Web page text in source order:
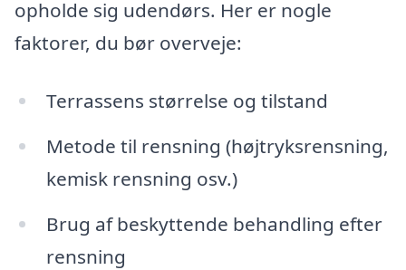
opholde sig udendørs. Her er nogle
faktorer, du bør overveje:
Terrassens størrelse og tilstand
Metode til rensning (højtryksrensning,
kemisk rensning osv.)
Brug af beskyttende behandling efter
rensning